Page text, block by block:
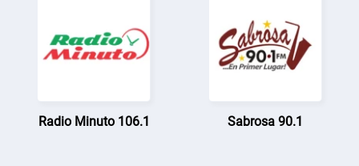
Radio Minuto 106.1 Sabrosa 90.1